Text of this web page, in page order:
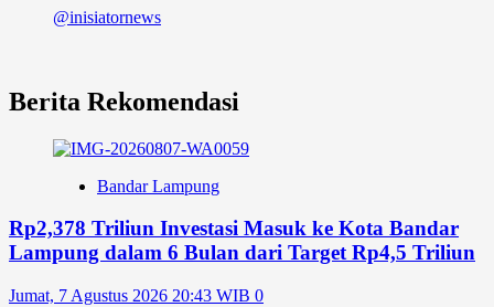
@inisiatornews
Berita Rekomendasi
Bandar Lampung
Rp2,378 Triliun Investasi Masuk ke Kota Bandar
Lampung dalam 6 Bulan dari Target Rp4,5 Triliun
Jumat, 7 Agustus 2026 20:43 WIB 0